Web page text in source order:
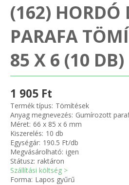
MODELLEZÉS-TECHNIKAI SPORT-MODELLSPORT
RÉZ-ALUMÍNIUM ALÁTÉTEK LÁGYÍTVA
HOSCH IPARI RAGASZTÓ
O-GYŰRŰ
(162) HORDÓ
PARAFA
85 X 6 (10 DB)
1 905 Ft
Termék típus: Tömítések
Anyag megnevezés: Gumírozott
Méret: 66 x 85 x 6 mm
Kiszerelés: 10 db
Egységár: 190.5 Ft/db
Megvásárolható: igen
Státusz: raktáron
Szállítási költség >
Forma: Lapos gyűrű